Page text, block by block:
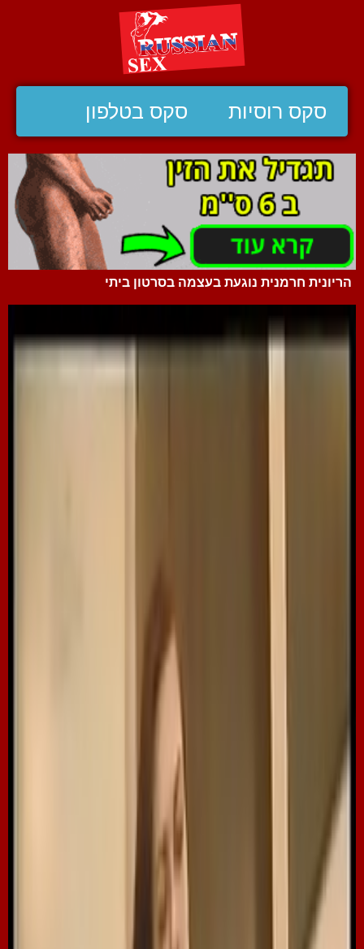
סקס רוסיות סקס בטלפון
הריונית חרמנית נוגעת בעצמה בסרטון ביתי